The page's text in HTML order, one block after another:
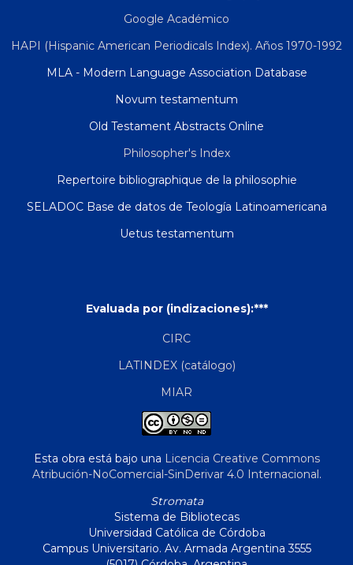
Google Académico
HAPI (Hispanic American Periodicals Index). Años 1970-1992
MLA - Modern Language Association Database
Novum testamentum
Old Testament Abstracts Online
Philosopher's Index
Repertoire bibliographique de la philosophie
SELADOC Base de datos de Teología Latinoamericana
Uetus testamentum
Evaluada por (indizaciones):***
CIRC
LATINDEX (catálogo)
MIAR
Esta obra está bajo una Licencia Creative Commons
Atribución-NoComercial-SinDerivar 4.0 Internacional.
Stromata
Sistema de Bibliotecas
Universidad Católica de Córdoba
Campus Universitario. Av. Armada Argentina 3555